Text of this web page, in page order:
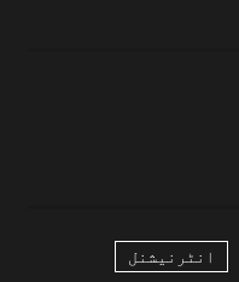
انٹرنیشنل